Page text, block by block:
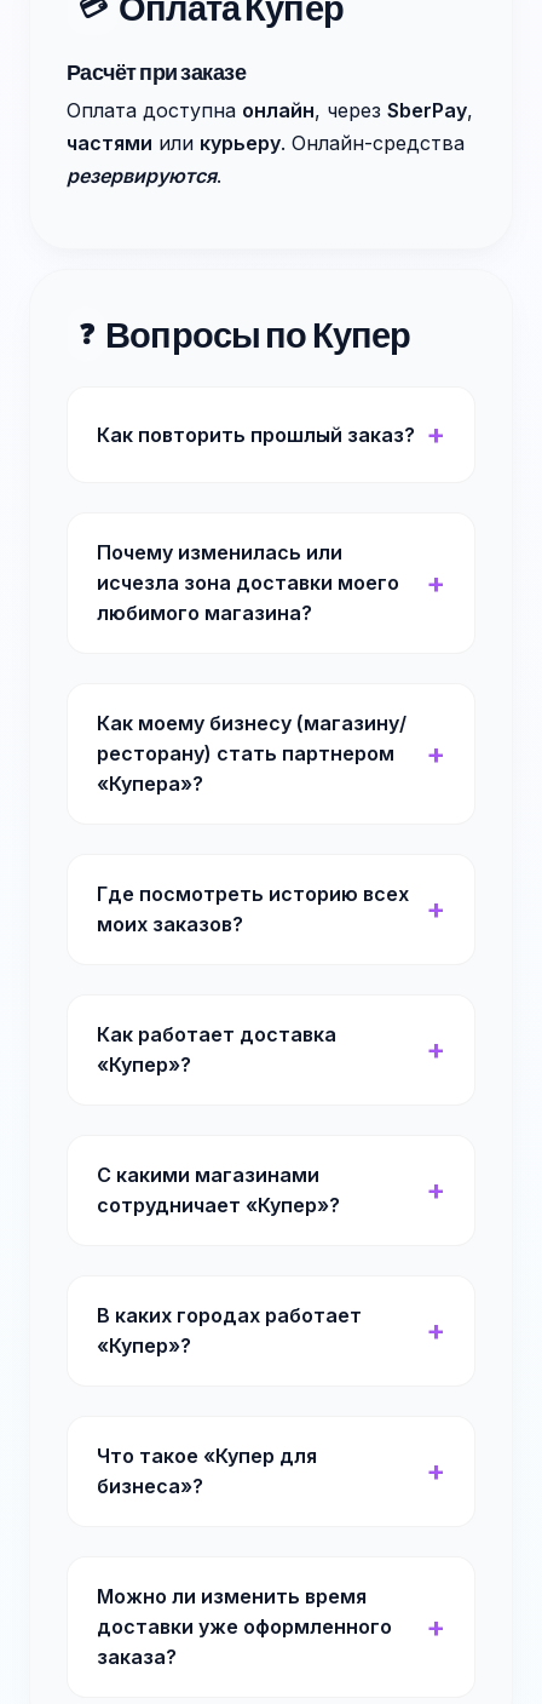
💳
Расчёт при заказе
Оплата доступна онлайн, через SberPay,
частями или курьеру. Онлайн-средства
резервируются.
❓ Вопросы по Купер
Как повторить прошлый заказ?
Почему изменилась или
исчезла зона доставки моего
любимого магазина?
Как моему бизнесу (магазину/
ресторану) стать партнером
«Купера»?
Где посмотреть историю всех
моих заказов?
Как работает доставка
«Купер»?
С какими магазинами
сотрудничает «Купер»?
В каких городах работает
«Купер»?
Что такое «Купер для
бизнеса»?
Можно ли изменить время
доставки уже оформленного
заказа?